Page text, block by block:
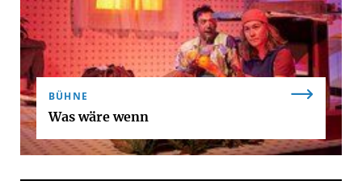
BÜHNE
Was wäre wenn